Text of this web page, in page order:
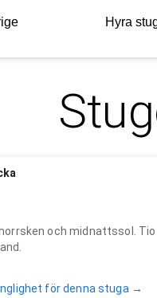
Hyra
och midnattssol.
för denna stuga →